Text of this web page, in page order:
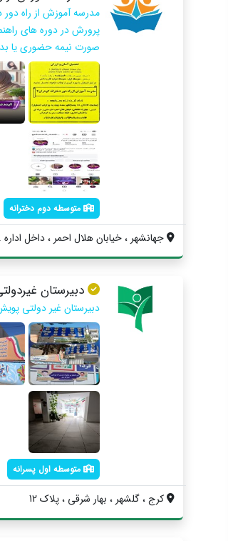
پرورش در دوره های
صورت نیمه حضوری یا
متوسطه دوم دخترانه
جهانشهر ، خیابان هلال احمر ، داخل اداره
دبیرستان
دبیرستان غیر دولتی
متوسطه اول پسرانه
کرج ، گلشهر ، بهار شرقی ، پلاک 12